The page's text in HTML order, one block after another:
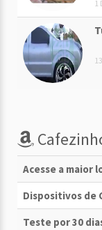
1
Acesse a maior
Dispositivos de
Teste por 30